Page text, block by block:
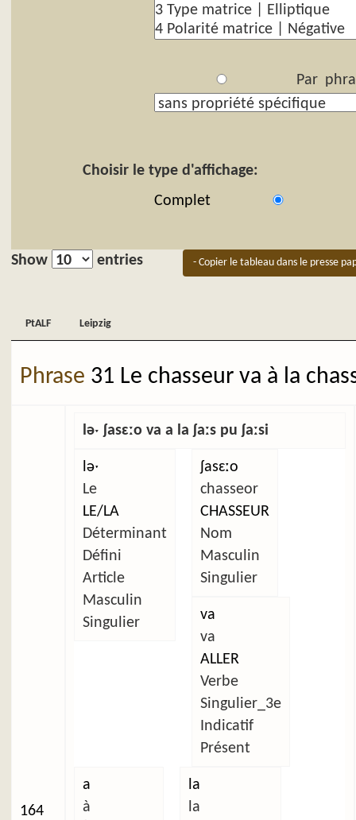
Par
Choisir le type d'affichage:
Complet
Show entries - Copier le tableau dans le presse
PtALF Leipzig
Phrase 31 Le chasseur va à la
164
ləˑ ʃasɛːo va a la ʃaːs pu ʃaːsi
ləˑ
Le
LE/LA
Déterminant
Défini
Article
Masculin
Singulier
ʃasɛːo
chasseor
CHASSEUR
Nom
Masculin
Singulier
va
va
ALLER
Verbe
Singulier_3e
Indicatif
Présent
a
à
la
la